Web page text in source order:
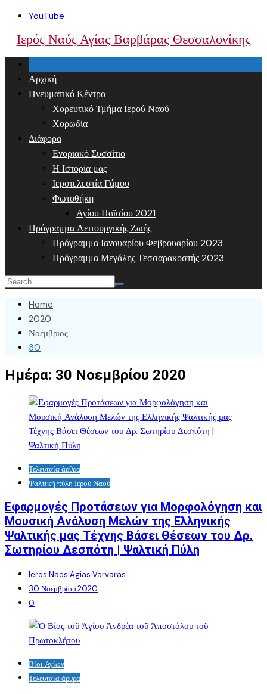
Skip
content
YouTube
Ιερός Ναός Αγίας Βαρβάρας Θεσσαλονίκης
Αρχική
Πνευματικό Κέντρο
Χορευτικό Τμήμα Ιερού Ναού
Χορωδία
Διάφορα
Ενοριακό Συσσίτιο
Η Ιστορία μας
Ιεροτελεστία Γάμου
Φωτοθήκη
Αγίου Παϊσίου 2021
Πρόγραμμα Λειτουργικής Ζωής
Πρόγραμμα Ιανουαρίου Φεβρουαρίου 2023
Πρόγραμμα Μεγάλης Τεσσαρακοστής 2023
Home
2020
Νοέμβριος
30
Ημέρα: 30 Νοεμβρίου 2020
Τελευταία άρθρα
Ψαλτική πύλη Ιερού Ναού
Εφαρμογές Προτάσεων για Μορφολόγηση και
Μουσική Ανάλυση Μελών της Ελληνικής
Ψαλτικής μας Τέχνης Βάσει Θέσεων του Δρ.
Σωτηρίου Δεσπότη | Ψαλτική Πύλη
Ieros Naos Agias Varvaras
30 Νοεμβρίου 2020
0
Βίοι Αγίων
Τελευταία άρθρα